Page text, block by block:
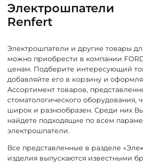
Электрошпатели
Renfert
Электрошпатели и другие товары
можно приобрести в компании
ценам. Подберите интересующий
добавляйте его в корзину и
Ассортимент товаров,
стоматологического оборудования,
широк и разнообразен. Среди них
найдете подходящие по всем
электрошпатели.
Все представленные в разделе
изделия выпускаются известными